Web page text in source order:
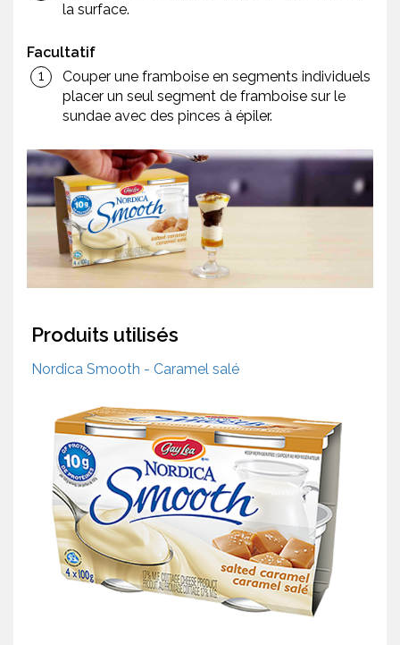
la surface.
Facultatif
Couper une framboise en segments individuels
placer un seul segment de framboise sur le
sundae avec des pinces à épiler.
Produits utilisés
Nordica Smooth - Caramel salé